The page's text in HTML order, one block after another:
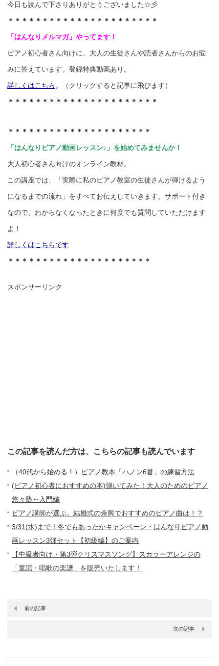
今日も読んで下さりありがとうございました☆彡
＊＊＊＊＊＊＊＊＊＊＊＊＊＊＊＊＊＊＊＊＊＊
「はんなりメルマガ」やってます！
ピアノ初心者さん向けに、大人の生徒さんや読者さんからのお悩
みに答えています。登録特典動画あり。
詳しくはこちら 。（クリックすると記事に飛びます）
＊＊＊＊＊＊＊＊＊＊＊＊＊＊＊＊＊＊＊＊＊＊
＊＊＊＊＊＊＊＊＊＊＊＊＊＊＊＊＊＊＊＊＊
「はんなりピアノ動画レッスン♪」を始めてみませんか！
大人初心者さん向けのオンライン教材。
この講座では、「実際に私のピアノ教室の生徒さんが弾けるよう
になるまでの流れ」をすべてお伝えしていきます。サポート付き
なので、わからなくなったときに何度でも質問していただけます
よ！
詳しくはこちらです
＊＊＊＊＊＊＊＊＊＊＊＊＊＊＊＊＊＊＊＊＊
スポンサーリンク
この記事を読んだ方は、こちらの記事も読んでいます
（40代から始める！）ピアノ教本「ハノン6番」の練習方法
(ピアノ初心者におすすめの本)弾いてみた！大人のためのピアノ
悠々塾～入門編
ピアノ講師が選ぶ。結婚式の余興でおすすめのピアノ曲は！？
3/31(水)まで！冬でもあったかキャンペーン・はんなりピアノ動
画レッスン3弾セット【初級編】のご案内
【中級者向け・第3弾クリスマスソング】スカラーアレンジの
「童謡・唱歌の楽譜」を販売いたします！
前の記事
次の記事